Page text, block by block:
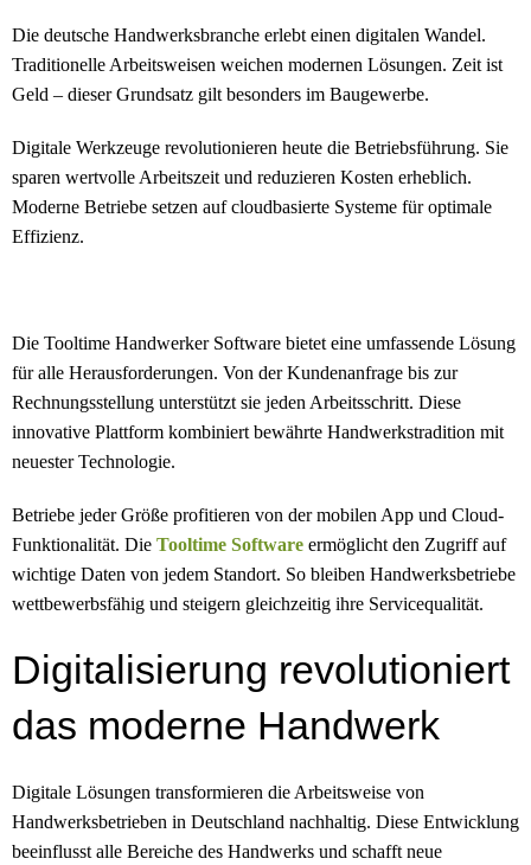
Die deutsche Handwerksbranche erlebt einen digitalen Wandel.
Traditionelle Arbeitsweisen weichen modernen Lösungen. Zeit ist
Geld – dieser Grundsatz gilt besonders im Baugewerbe.
Digitale Werkzeuge revolutionieren heute die Betriebsführung. Sie
sparen wertvolle Arbeitszeit und reduzieren Kosten erheblich.
Moderne Betriebe setzen auf cloudbasierte Systeme für optimale
Effizienz.
Die Tooltime Handwerker Software bietet eine umfassende Lösung
für alle Herausforderungen. Von der Kundenanfrage bis zur
Rechnungsstellung unterstützt sie jeden Arbeitsschritt. Diese
innovative Plattform kombiniert bewährte Handwerkstradition mit
neuester Technologie.
Betriebe jeder Größe profitieren von der mobilen App und Cloud-
Funktionalität. Die Tooltime Software ermöglicht den Zugriff auf
wichtige Daten von jedem Standort. So bleiben Handwerksbetriebe
wettbewerbsfähig und steigern gleichzeitig ihre Servicequalität.
Digitalisierung revolutioniert
das moderne Handwerk
Digitale Lösungen transformieren die Arbeitsweise von
Handwerksbetrieben in Deutschland nachhaltig. Diese Entwicklung
beeinflusst alle Bereiche des Handwerks und schafft neue